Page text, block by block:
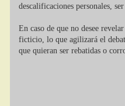
descalificaciones personales,
En caso de que no desee
ficticio, lo que agilizará el
que quieran ser rebatidas o